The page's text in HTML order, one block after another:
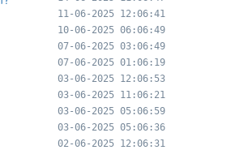
11-06-2025 12:06:41
10-06-2025 06:06:49
07-06-2025 03:06:49
07-06-2025 01:06:19
03-06-2025 12:06:53
03-06-2025 11:06:21
03-06-2025 05:06:59
03-06-2025 05:06:36
02-06-2025 12:06:31